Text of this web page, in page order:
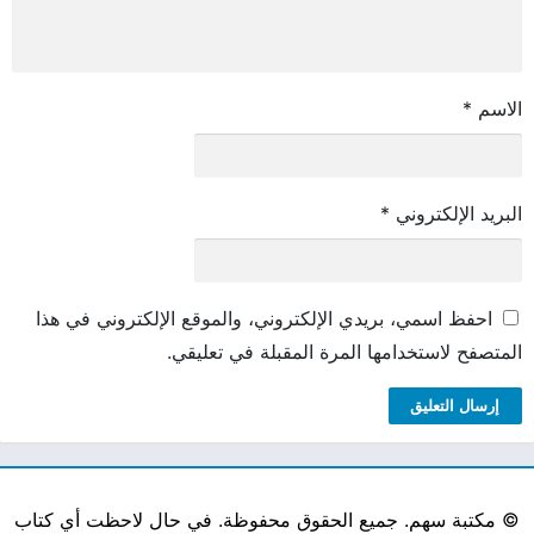
الاسم *
البريد الإلكتروني *
احفظ اسمي، بريدي الإلكتروني، والموقع الإلكتروني في هذا
المتصفح لاستخدامها المرة المقبلة في تعليقي.
© مكتبة سهم. جميع الحقوق محفوظة. في حال لاحظت أي كتاب